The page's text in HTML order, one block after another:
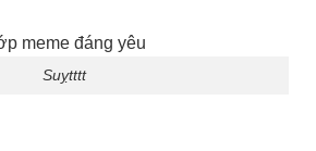
Suỵtttt